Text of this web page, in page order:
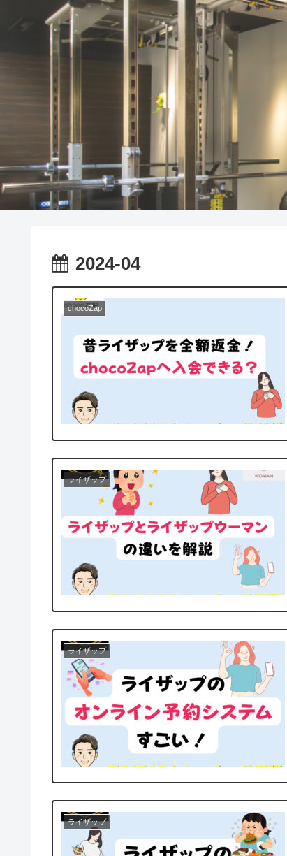
2024-04
chocoZap
ライザップ
ライザップ
ライザップ